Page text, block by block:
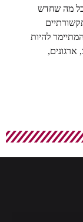
כל מה שחדש
להיות
ארגונים,